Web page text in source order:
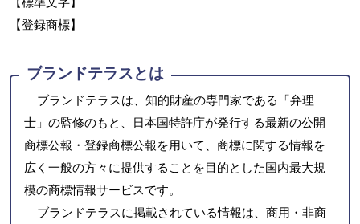
【登録商標】
ブランドテラスとは
ブランドテラスは、知的財産の専門家である「弁理
士」の監修のもと、日本国特許庁が発行する最新の公開
商標公報・登録商標公報を用いて、商標に関する情報を
広く一般の方々に提供することを目的とした国内最大規
模の商標情報サービスです。
ブランドテラスに掲載されている情報は、商用・非商